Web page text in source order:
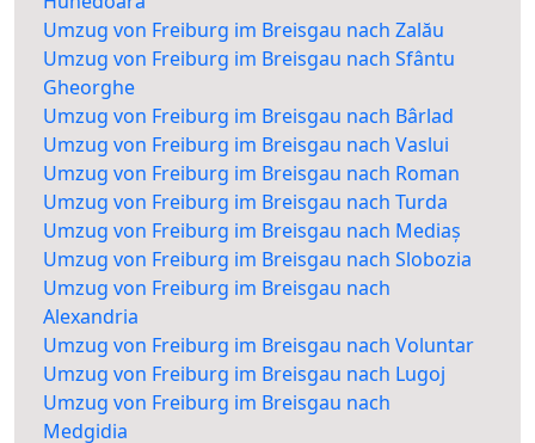
Umzug von Freiburg im Breisgau nach Zalău
Umzug von Freiburg im Breisgau nach Sfântu
Gheorghe
Umzug von Freiburg im Breisgau nach Bârlad
Umzug von Freiburg im Breisgau nach Vaslui
Umzug von Freiburg im Breisgau nach Roman
Umzug von Freiburg im Breisgau nach Turda
Umzug von Freiburg im Breisgau nach Mediaș
Umzug von Freiburg im Breisgau nach Slobozia
Umzug von Freiburg im Breisgau nach
Alexandria
Umzug von Freiburg im Breisgau nach Voluntar
Umzug von Freiburg im Breisgau nach Lugoj
Umzug von Freiburg im Breisgau nach
Medgidia